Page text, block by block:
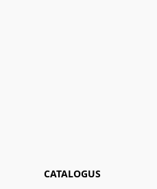
CATALOGUS